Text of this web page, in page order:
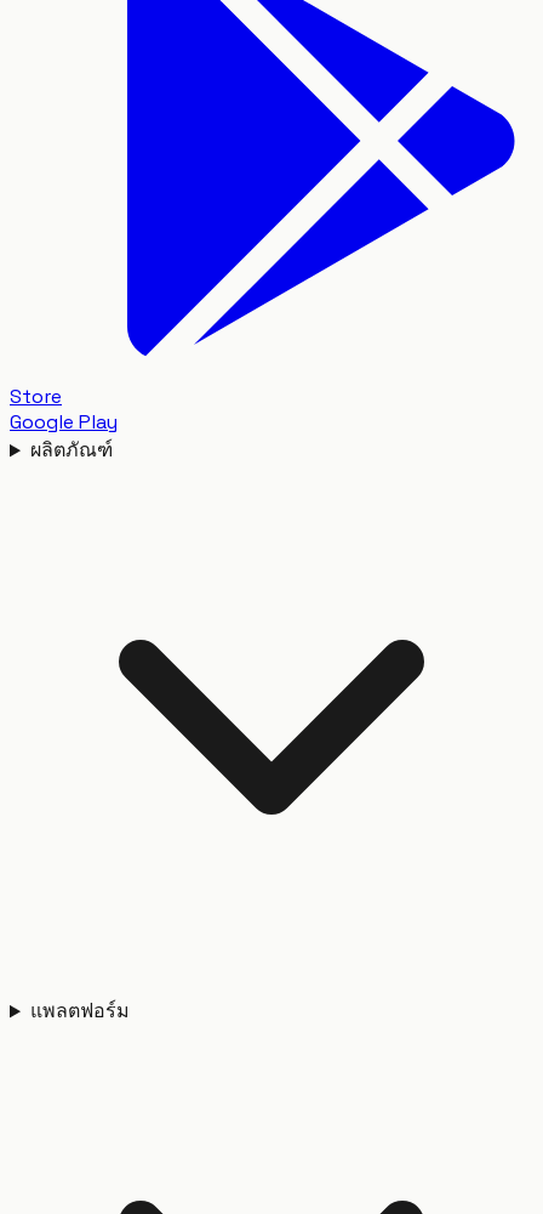
Store
Google Play
ผลิตภัณฑ์
แพลตฟอร์ม